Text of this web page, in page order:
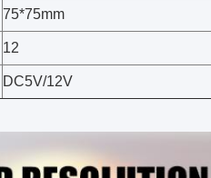
75*75mm
12
DC5V/12V